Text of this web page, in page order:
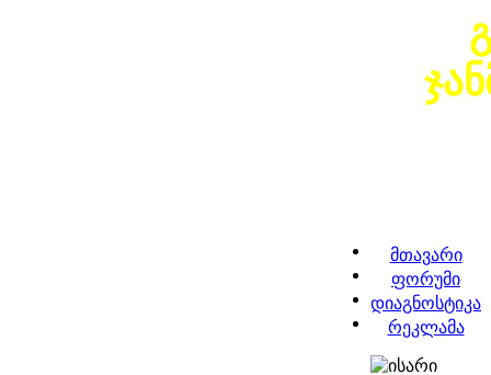
მთავარი
ფორუმი
დიაგნოსტიკა
რეკლამა